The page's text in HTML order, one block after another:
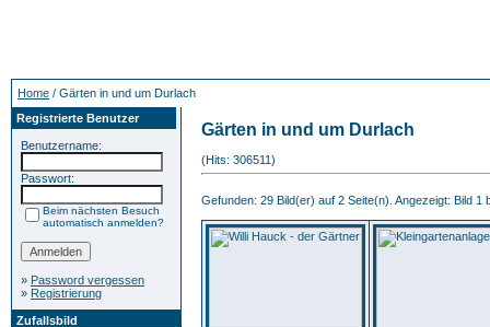
Home / Gärten in und um Durlach
Registrierte Benutzer
Benutzername:
Passwort:
Beim nächsten Besuch
automatisch anmelden?
» Password vergessen
» Registrierung
Zufallsbild
Gärten in und um Durlach
(Hits: 306511)
Gefunden: 29 Bild(er) auf 2 Seite(n). Angezeigt: Bild 1